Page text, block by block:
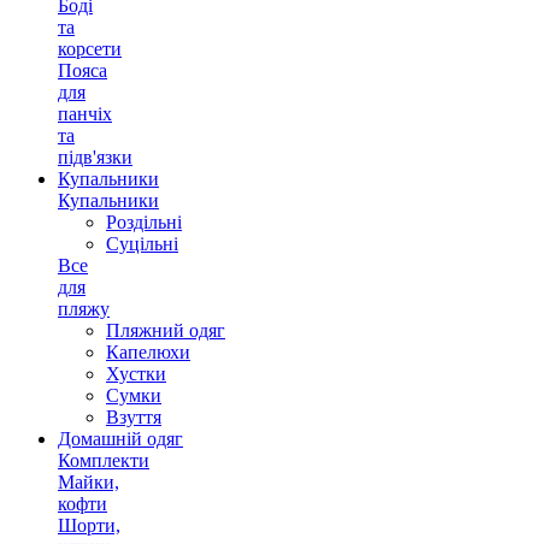
Боді
та
корсети
Пояса
для
панчіх
та
підв'язки
Купальники
Купальники
Роздільні
Суцільні
Все
для
пляжу
Пляжний одяг
Капелюхи
Хустки
Сумки
Взуття
Домашній одяг
Комплекти
Майки,
кофти
Шорти,